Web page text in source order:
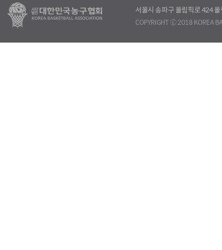
서울시 송파구 올림픽로 424
COPYRIGHT ⓒ 2018 KOREA